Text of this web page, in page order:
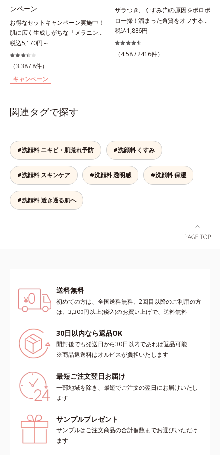
現。毛穴の目立ちをしっかりケア
(*7)して、ゆらぎやすいニキビ肌
を、みずみずしい清潔な垢抜け肌
(*1)へと導きます。たっぷりの保湿
成分で低刺激。敏感肌の方にもお使
いいただけます(*8)。L＝さっぱり
タイプ（ニキビのできやすい肌・超
脂性肌～普通肌）M＝しっとりタイ
去*2 キメの乱れによる*3 テトラ2-
シット、フィチン酸、ユズセラミ
ド、スフィンゴ糖脂質*5 テトラ2-
ヘキシルデカン酸アスコルビル、天
然ビタミンE、イノシット、フィチ
ン酸、ユズセラミド、スフィンゴ糖
脂質配合＝肌をなめらかに整える整
肌成分*6 角層まで*7 うるおいによ
ではありません）※弱酸性（ローシ
阻害する原因(*9)にアプローチしま
す。さらに肌表面のなめらかさやみ
ずみずしさをサポートするために、
肌荒れ防止有効成分と速効性と持続
性、2種の保湿成分も配合し、透明
ラニンの第三のルートに着目し、日
本放射線影響学会第53回大会で
*3 うるおいにより透明感のある肌
*4 うるおいによる*5 メラノサイト
酸 2-グルコシド、パウダルコ樹皮エ
キス、油溶性甘草エキス(2)*9 乾燥
ンペーン
お得なセットキャンペーン実施中！
肌に広く生成しがちな「メラニンに
じみ(*1)」の原因をブロック(*2)！
澄み渡る輝き透明肌(*3)へ。業界初
(*4)知見「メラニンの第三のルー
ト」である「横のひろがり」に着目
して、全方位から透明肌を目指すブ
をきっかけに、肌深く(*6)では「メ
透明感のなさなどの「面」での透明
感を阻害する原因を引き起こしてい
ることがわかりました。そこでオル
ビス ブライト シリーズは「メラニ
ンにじみ」に着目して「高圧処理ビ
タミンC(*7)」を採用。肌奥(*6)まで
浸透し、シミやソバカスの原因とな
みずみずしさをサポートするため
持続性、2種の保湿成分も配合し、
透明感を包括的にサポート。全方位
ケアのアプローチによって、肌本来
明肌を叶えます。L＝さっぱりタイ
プ（脂性肌～普通肌）M＝しっとり
タイプ（普通肌～乾性肌）*1 シ
こと*2 メラニンの生成を抑え、シ
ミ・ソバカスを防ぐ*3 うるおいに
よる透明感のある肌*4 日本化粧品
トに着目し、日本放射線影響学会第
53回大会で2010年10月に初めて発
表したこと*5 うるおいによる*6 メ
ラノサイトまで*7 L-アスコルビン
税込5,170円～
（3.38 / 8件）
キャンペーン
ザラつき、くすみ(*)の原因をポロポ
ロ一掃！溜まった角質をオフするピ
ーリングジェル。ミネラル豊富な水
80％とアンズ果汁で保湿効果も。化
粧のりの悪さやくすみなどを、一気
のようにポロポロに巻き込んで取り
除きます。水を利用して取り除く仕
組みなので、強い酸を使った科学的
なピーリングやゴシゴシこする方法
と違い、必要以上に角質を取り過ぎ
の肌は、しっとりツルツルの触りご
こち。表面の角質を一枚脱いだ状態
合わせて週1～2回の美肌ケア。なめ
によるくすみ
税込1,886円
（4.58 /2416件）
関連タグで探す
#洗顔料 ニキビ・肌荒れ予防 #洗顔料 くすみ
#洗顔料 スキンケア #洗顔料 透明感 #洗顔料 保湿
#洗顔料 透き通る肌へ
送料無料
初めての方は、全国送料無料、2回目以降のご利用の方
は、3,300円以上(税込)のお買い上げで、送料無料
30日以内なら返品OK
開封後でも発送日から30日以内であれば返品可能
※商品返送料はオルビスが負担いたします
最短ご注文翌日お届け
一部地域を除き、最短でご注文の翌日にお届けいたし
ます
サンプルプレゼント
サンプルはご注文商品の合計個数までお選びいただけ
ます